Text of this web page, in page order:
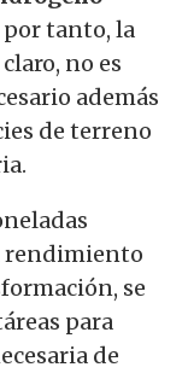
por tanto, la
no es
además
de terreno
rendimiento
se
para
de